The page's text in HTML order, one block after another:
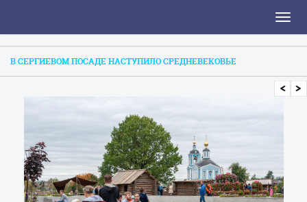
Toggle
В СЕРГИЕВОМ ПОСАДЕ НАСТУПИЛО СРЕДНЕВЕКОВЬЕ